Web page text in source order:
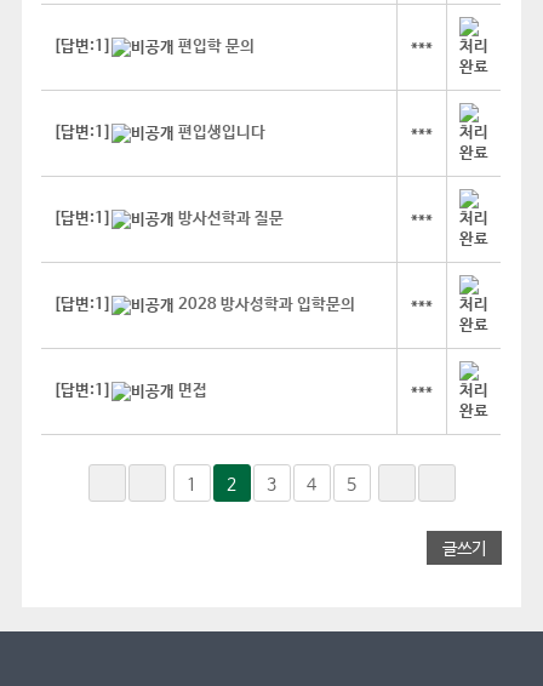
편입학 문의
[답변:1] ***
편입생입니다
[답변:1] ***
방사선학과 질문
[답변:1] ***
2028 방사성학과 입학문의
[답변:1] ***
면접
[답변:1] ***
1 2 3 4 5
글쓰기